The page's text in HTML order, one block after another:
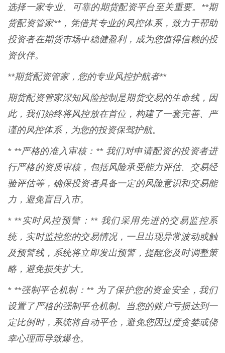
选择一家专业、可靠的期货配资平台至关重要。**期
货配资管家**，凭借其专业的风控体系，致力于帮助
投资者在期货市场中稳健盈利，成为您值得信赖的投
资伙伴。
**期货配资管家，您的专业风控护航者**
期货配资管家深知风险控制是期货交易的生命线，因
此，我们始终将风控放在首位，构建了一套完善、严
谨的风控体系，为您的投资保驾护航。
* **严格的准入审核：** 我们对申请配资的投资者进
行严格的资质审核，包括风险承受能力评估、交易经
验评估等，确保投资者具备一定的风险意识和交易能
力，避免盲目入市。
* **实时风控预警：** 我们采用先进的交易监控系
统，实时监控您的交易情况，一旦出现异常波动或触
及预警线，系统将立即发出预警，提醒您及时调整策
略，避免损失扩大。
* **强制平仓机制：** 为了保护您的资金安全，我们
设置了严格的强制平仓机制。当您的账户亏损达到一
定比例时，系统将自动平仓，避免您因过度贪婪或侥
幸心理而导致爆仓。